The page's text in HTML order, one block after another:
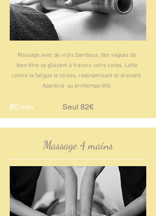
Massage avec de vrais bambous, des vagues de
bien-être se glissent à travers votre corps. Lutte
contre la fatigue le stress, redynamisant et drainant.
Apprécié au printemps/été.
60 min Seul 82€
Massage 4 mains